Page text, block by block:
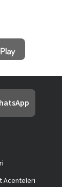
Acenteleri